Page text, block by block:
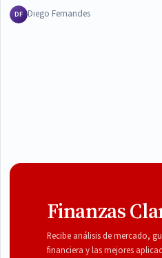
DF Diego Fernandes
Finanzas
Recibe análisis de mercado,
financiera y las mejores